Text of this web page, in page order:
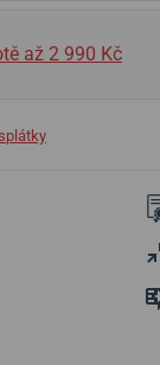
až 2 990 Kč